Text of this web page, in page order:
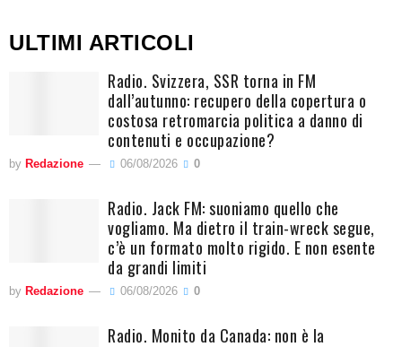
ULTIMI ARTICOLI
Radio. Svizzera, SSR torna in FM
dall’autunno: recupero della copertura o
costosa retromarcia politica a danno di
contenuti e occupazione?
by Redazione 06/08/2026 0
Radio. Jack FM: suoniamo quello che
vogliamo. Ma dietro il train-wreck segue,
c’è un formato molto rigido. E non esente
da grandi limiti
by Redazione 06/08/2026 0
Radio. Monito da Canada: non è la